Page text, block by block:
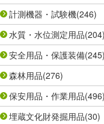
計測機器・試験機(246)
水質・水位測定用品(204)
安全用品・保護装備(245)
森林用品(276)
保安用品・作業用品(496)
埋蔵文化財発掘用品(30)